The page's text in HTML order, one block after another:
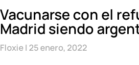
Vacunarse con el
Madrid siendo
Floxie 25 enero, 2022